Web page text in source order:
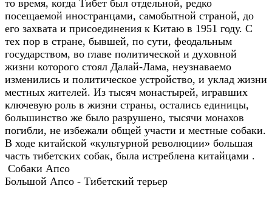
то время, когда Тибет был отдельной, редко
посещаемой иностранцами, самобытной страной, до
его захвата и присоединения к Китаю в 1951 году. С
тех пор в стране, бывшей, по сути, феодальным
государством, во главе политической и духовной
жизни которого стоял Далай-Лама, неузнаваемо
изменились и политическое устройство, и уклад жизни
местных жителей. Из тысяч монастырей, игравших
ключевую роль в жизни страны, остались единицы,
большинство же было разрушено, тысячи монахов
погибли, не избежали общей участи и местные собаки.
В ходе китайской «культурной революции» большая
часть тибетских собак, была истреблена китайцами .
Собаки Апсо
Большой Апсо - Тибетский терьер